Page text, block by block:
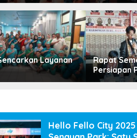
Layanan
Rapat
Persiapan
2026
Hello Fello City